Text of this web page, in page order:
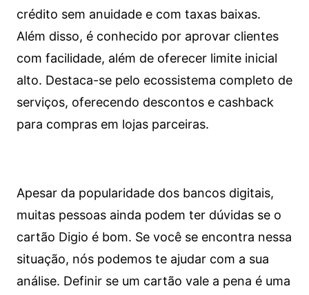
crédito sem anuidade e com taxas baixas.
Além disso, é conhecido por aprovar clientes
com facilidade, além de oferecer limite inicial
alto. Destaca-se pelo ecossistema completo de
serviços, oferecendo descontos e cashback
para compras em lojas parceiras.
Apesar da popularidade dos bancos digitais,
muitas pessoas ainda podem ter dúvidas se o
cartão Digio é bom. Se você se encontra nessa
situação, nós podemos te ajudar com a sua
análise. Definir se um cartão vale a pena é uma